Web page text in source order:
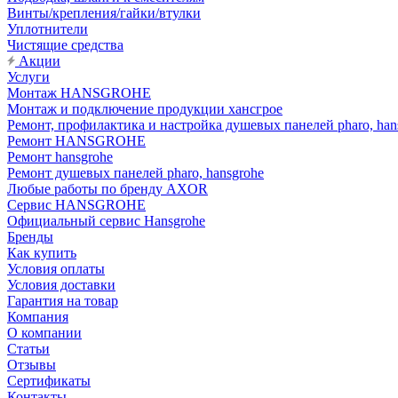
Винты/крепления/гайки/втулки
Уплотнители
Чистящие средства
Акции
Услуги
Монтаж HANSGROHE
Монтаж и подключение продукции хансгрое
Ремонт, профилактика и настройка душевых панелей pharo,
Ремонт HANSGROHE
Ремонт hansgrohe
Ремонт душевых панелей pharo, hansgrohe
Любые работы по бренду AXOR
Сервис HANSGROHE
Официальный сервис Hansgrohe
Бренды
Как купить
Условия оплаты
Условия доставки
Гарантия на товар
Компания
О компании
Статьи
Отзывы
Сертификаты